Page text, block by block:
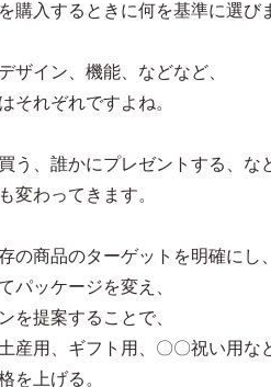
購入するときに何を基準に選び
ザイン、機能、などなど、
それぞれですよね。
う、誰かにプレゼントする、な
変わってきます。
の商品のターゲットを明確にし、
パッケージを変え、
を提案することで、
産用、ギフト用、〇〇祝い用な
を上げる。